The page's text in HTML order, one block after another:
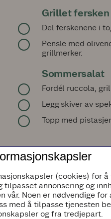
Grillet fersken
Del ferskenene i
Pensle med
grillmerker.
Sommersalat
Fordél ruccola,
Legg skiver av
Topp med
(cookies) for
tilpasset annonsering og
vår. Noen er nødvendige
med å tilpasse tjenesten
og fra tredjepart.